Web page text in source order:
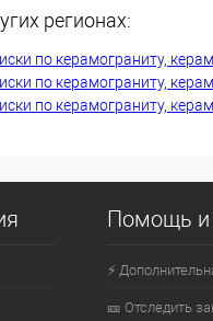
В наличии
В
регионах:
по керамограниту,
по керамограниту,
по керамограниту,
Помощь и
⚡
🎫 Отследить